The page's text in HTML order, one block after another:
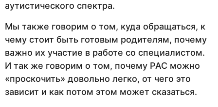
аутистического спектра.
Мы также говорим о том, куда обращаться, к
чему стоит быть готовым родителям, почему
важно их участие в работе со специалистом.
И так же говорим о том, почему РАС можно
«проскочить» довольно легко, от чего это
зависит и как потом этом может сказаться.